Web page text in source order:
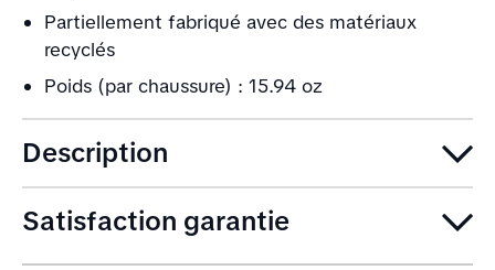
Partiellement fabriqué avec des matériaux
recyclés
Poids (par chaussure) : 15.94 oz
Description
Satisfaction garantie